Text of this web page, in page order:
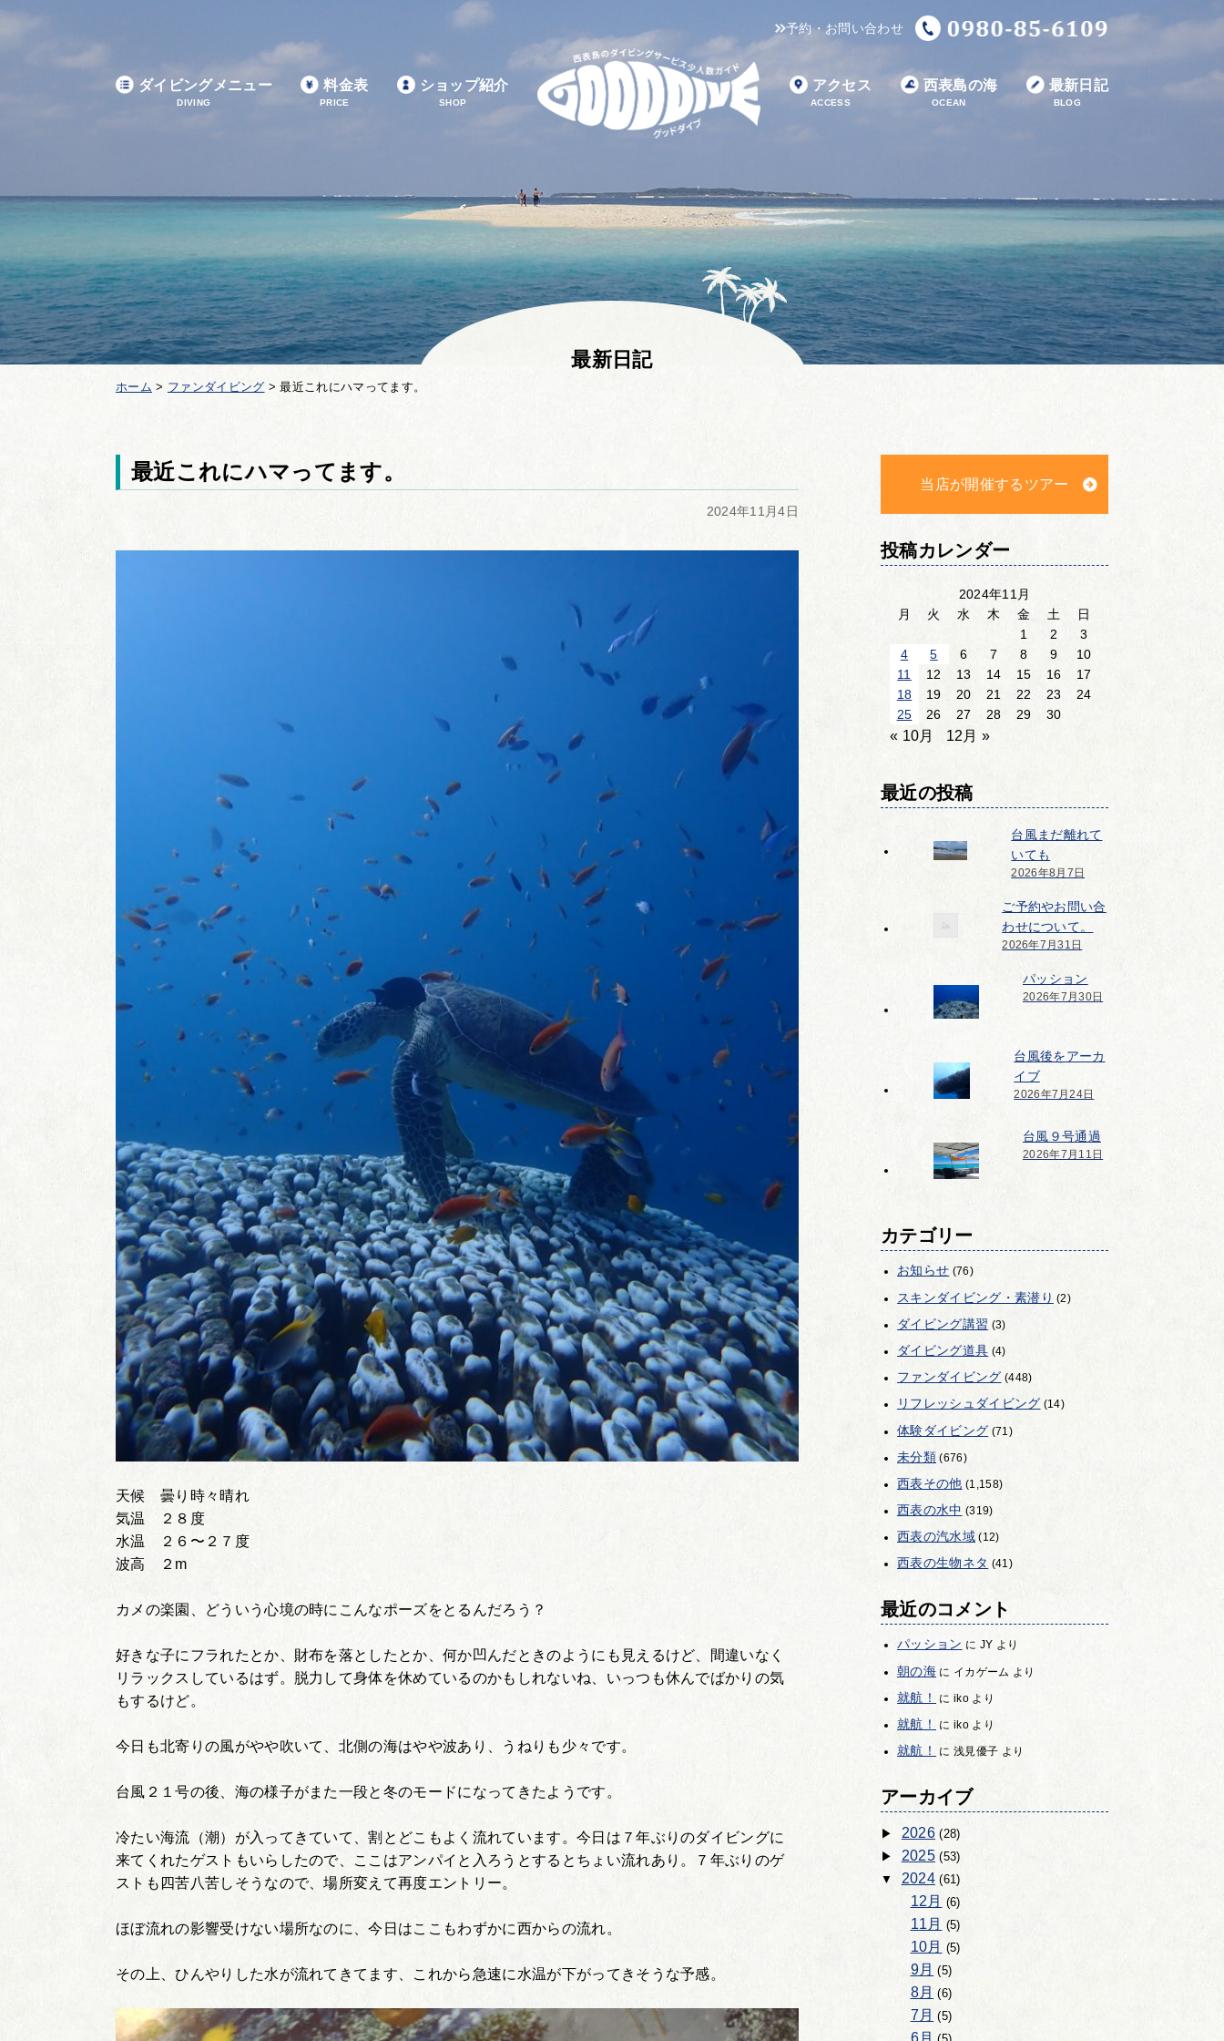
予約・お問い合わせ
ダイビングメニュー
DIVING
料金表
PRICE
ショップ紹介
SHOP
アクセス
ACCESS
西表島の海
OCEAN
最新日記
BLOG
最新日記
ホーム > ファンダイビング >最近これにハマってます。
最近これにハマってます。
2024年11月4日
天候 曇り時々晴れ
気温 ２８度
水温 ２６〜２７度
波高 ２m
カメの楽園、どういう心境の時にこんなポーズをとるんだろう？
好きな子にフラれたとか、財布を落としたとか、何か凹んだときのようにも見えるけど、間違いなく
リラックスしているはず。脱力して身体を休めているのかもしれないね、いっつも休んでばかりの気
もするけど。
今日も北寄りの風がやや吹いて、北側の海はやや波あり、うねりも少々です。
台風２１号の後、海の様子がまた一段と冬のモードになってきたようです。
冷たい海流（潮）が入ってきていて、割とどこもよく流れています。今日は７年ぶりのダイビングに
来てくれたゲストもいらしたので、ここはアンパイと入ろうとするとちょい流れあり。７年ぶりのゲ
ストも四苦八苦しそうなので、場所変えて再度エントリー。
ほぼ流れの影響受けない場所なのに、今日はここもわずかに西からの流れ。
その上、ひんやりした水が流れてきてます、これから急速に水温が下がってきそうな予感。
当店が開催するツアー
投稿カレンダー
2024年11月
月
火 水 木 金 土
日
1
2
3
4
5 6 7 8 9
10
11
12 13 14 15 16
17
18
19 20 21 22 23
24
25
26 27 28 29 30
« 10月 12月 »
最近の投稿
台風まだ離れて
いても
2026年8月7日
ご予約やお問い合
わせについて。
2026年7月31日
パッション
2026年7月30日
台風後をアーカ
イブ
2026年7月24日
台風９号通過
2026年7月11日
カテゴリー
お知らせ (76)
スキンダイビング・素潜り (2)
ダイビング講習 (3)
ダイビング道具 (4)
ファンダイビング (448)
リフレッシュダイビング (14)
体験ダイビング (71)
未分類(676)
西表その他 (1,158)
西表の水中 (319)
西表の汽水域(12)
西表の生物ネタ (41)
最近のコメント
パッション に JY より
朝の海に イカゲーム より
就航！ に ikoより
就航！ に ikoより
就航！ に 浅見優子 より
アーカイブ
2026(28)
2025(53)
2024(61)
12月 (6)
11月 (5)
10月 (5)
9月 (5)
8月 (6)
7月 (5)